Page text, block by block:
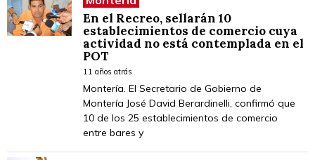
En el Recreo, sellarán 10
establecimientos de comercio cuya
actividad no está contemplada en el
POT
11 años atrás
Montería. El Secretario de Gobierno de
Montería José David Berardinelli, confirmó que
10 de los 25 establecimientos de comercio
entre bares y